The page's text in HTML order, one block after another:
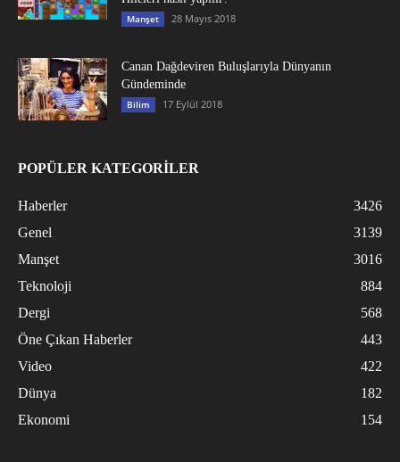
Manşet 28 Mayıs 2018
Canan Dağdeviren Buluşlarıyla Dünyanın
Gündeminde
Bilim 17 Eylül 2018
POPÜLER KATEGORİLER
Haberler
3426
Genel
3139
Manşet
3016
Teknoloji
884
Dergi
568
Öne Çıkan Haberler
443
Video
422
Dünya
182
Ekonomi
154